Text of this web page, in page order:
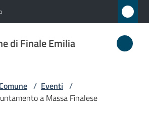
di Finale Emilia
/ Eventi /
a Massa Finalese